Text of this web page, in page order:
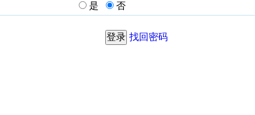
是 否
找回密码